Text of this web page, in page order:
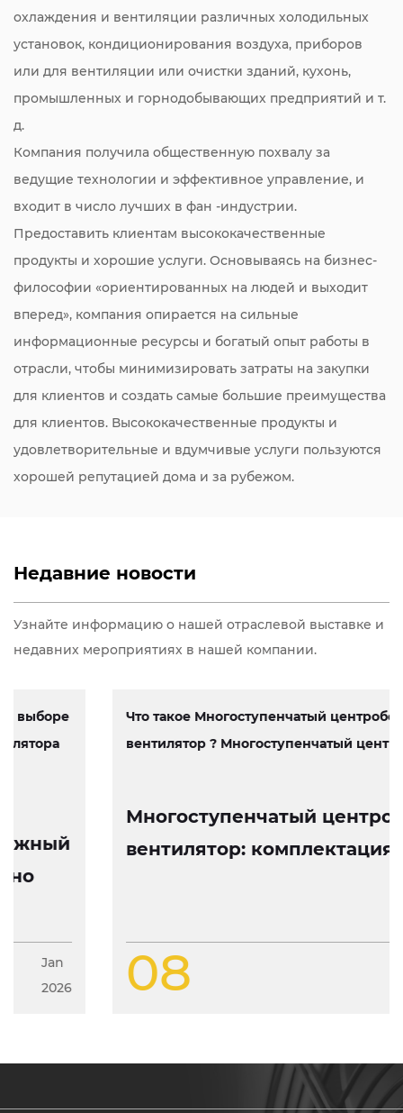
охлаждения и вентиляции различных холодильных
установок, кондиционирования воздуха, приборов
или для вентиляции или очистки зданий, кухонь,
промышленных и горнодобывающих предприятий и т.
д.
Компания получила общественную похвалу за
ведущие технологии и эффективное управление, и
входит в число лучших в фан -индустрии.
Предоставить клиентам высококачественные
продукты и хорошие услуги. Основываясь на бизнес-
философии «ориентированных на людей и выходит
вперед», компания опирается на сильные
информационные ресурсы и богатый опыт работы в
отрасли, чтобы минимизировать затраты на закупки
для клиентов и создать самые большие преимущества
для клиентов. Высококачественные продукты и
удовлетворительные и вдумчивые услуги пользуются
хорошей репутацией дома и за рубежом.
Недавние новости
Узнайте информацию о нашей отраслевой выставке и
недавних мероприятиях в нашей компании.
Многоступенчатый центробежный
вентилятор: комплектация, работа
и особенности конструкции
Что такое Многоступенчатый центробежный
вентилятор ? Многоступенчатый центробеж...
08